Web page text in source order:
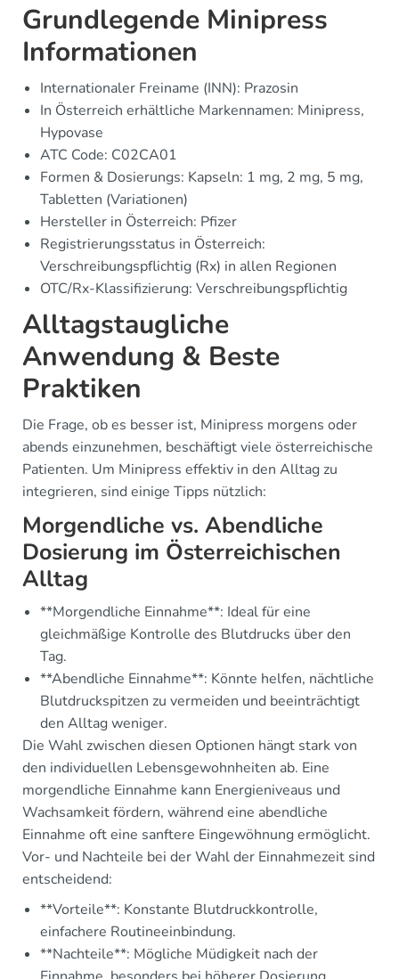
Grundlegende Minipress
Informationen
Internationaler Freiname (INN): Prazosin
In Österreich erhältliche Markennamen: Minipress,
Hypovase
ATC Code: C02CA01
Formen & Dosierungs: Kapseln: 1 mg, 2 mg, 5 mg,
Tabletten (Variationen)
Hersteller in Österreich: Pfizer
Registrierungsstatus in Österreich:
Verschreibungspflichtig (Rx) in allen Regionen
OTC/Rx-Klassifizierung: Verschreibungspflichtig
Alltagstaugliche
Anwendung & Beste
Praktiken
Die Frage, ob es besser ist, Minipress morgens oder
abends einzunehmen, beschäftigt viele österreichische
Patienten. Um Minipress effektiv in den Alltag zu
integrieren, sind einige Tipps nützlich:
Morgendliche vs. Abendliche
Dosierung im Österreichischen
Alltag
**Morgendliche Einnahme**: Ideal für eine
gleichmäßige Kontrolle des Blutdrucks über den
Tag.
**Abendliche Einnahme**: Könnte helfen, nächtliche
Blutdruckspitzen zu vermeiden und beeinträchtigt
den Alltag weniger.
Die Wahl zwischen diesen Optionen hängt stark von
den individuellen Lebensgewohnheiten ab. Eine
morgendliche Einnahme kann Energieniveaus und
Wachsamkeit fördern, während eine abendliche
Einnahme oft eine sanftere Eingewöhnung ermöglicht.
Vor- und Nachteile bei der Wahl der Einnahmezeit sind
entscheidend:
**Vorteile**: Konstante Blutdruckkontrolle,
einfachere Routineeinbindung.
**Nachteile**: Mögliche Müdigkeit nach der